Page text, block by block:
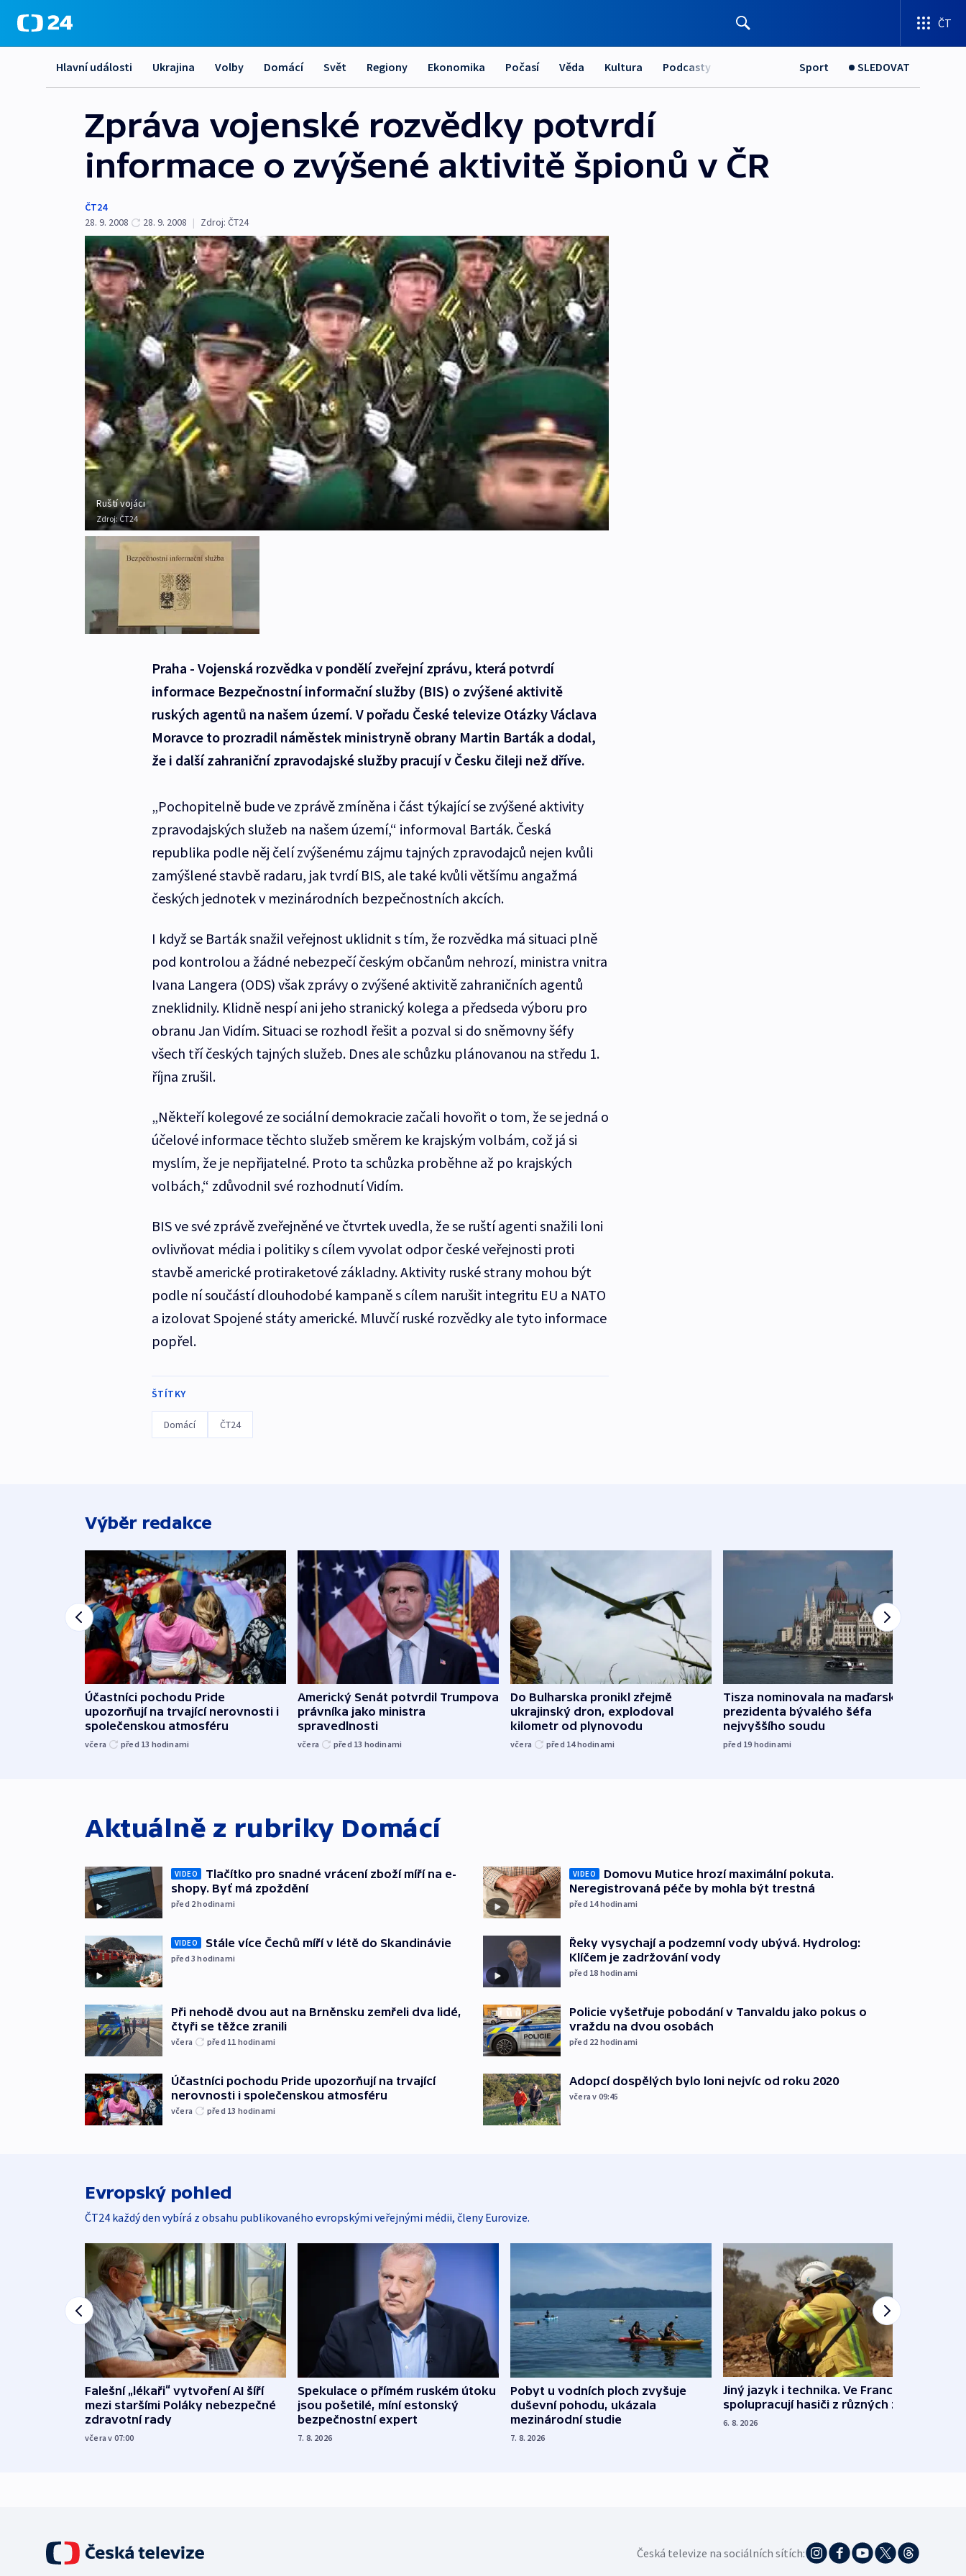
ČT
Hlavní události Ukrajina Volby Domácí Svět Regiony Ekonomika Počasí Věda Kultura Podcasty Sport SLEDOVAT
Zpráva vojenské rozvědky potvrdí
informace o zvýšené aktivitě špionů v ČR
ČT24
28. 9. 2008
28. 9. 2008 | Zdroj: ČT24
Ruští vojáci
Zdroj: ČT24
Praha - Vojenská rozvědka v pondělí zveřejní zprávu, která potvrdí
informace Bezpečnostní informační služby (BIS) o zvýšené aktivitě
ruských agentů na našem území. V pořadu České televize Otázky Václava
Moravce to prozradil náměstek ministryně obrany Martin Barták a dodal,
že i další zahraniční zpravodajské služby pracují v Česku čileji než dříve.
„Pochopitelně bude ve zprávě zmíněna i část týkající se zvýšené aktivity
zpravodajských služeb na našem území,“ informoval Barták. Česká
republika podle něj čelí zvýšenému zájmu tajných zpravodajců nejen kvůli
zamýšlené stavbě radaru, jak tvrdí BIS, ale také kvůli většímu angažmá
českých jednotek v mezinárodních bezpečnostních akcích.
I když se Barták snažil veřejnost uklidnit s tím, že rozvědka má situaci plně
pod kontrolou a žádné nebezpečí českým občanům nehrozí, ministra vnitra
Ivana Langera (ODS) však zprávy o zvýšené aktivitě zahraničních agentů
zneklidnily. Klidně nespí ani jeho stranický kolega a předseda výboru pro
obranu Jan Vidím. Situaci se rozhodl řešit a pozval si do sněmovny šéfy
všech tří českých tajných služeb. Dnes ale schůzku plánovanou na středu 1.
října zrušil.
„Někteří kolegové ze sociální demokracie začali hovořit o tom, že se jedná o
účelové informace těchto služeb směrem ke krajským volbám, což já si
myslím, že je nepřijatelné. Proto ta schůzka proběhne až po krajských
volbách,“ zdůvodnil své rozhodnutí Vidím.
BIS ve své zprávě zveřejněné ve čtvrtek uvedla, že se ruští agenti snažili loni
ovlivňovat média i politiky s cílem vyvolat odpor české veřejnosti proti
stavbě americké protiraketové základny. Aktivity ruské strany mohou být
podle ní součástí dlouhodobé kampaně s cílem narušit integritu EU a NATO
a izolovat Spojené státy americké. Mluvčí ruské rozvědky ale tyto informace
popřel.
ŠTÍTKY
Domácí ČT24
Výběr redakce
Účastníci pochodu Pride
upozorňují na trvající nerovnosti i
společenskou atmosféru
včera před 13 hodinami
Americký Senát potvrdil Trumpova
právníka jako ministra
spravedlnosti
včera před 13 hodinami
Do Bulharska pronikl zřejmě
ukrajinský dron, explodoval
kilometr od plynovodu
včera před 14hodinami
Tisza nominovala na maďarského
prezidenta bývalého šéfa
nejvyššího soudu
před 19 hodinami
Aktuálně z rubriky Domácí
VIDEO
Tlačítko pro snadné vrácení zboží míří na e-
shopy. Byť má zpoždění
před 2hodinami
VIDEO Stále více Čechů míří v létě do Skandinávie
před 3hodinami
Při nehodě dvou aut na Brněnsku zemřeli dva lidé,
čtyři se těžce zranili
včera před 11 hodinami
Účastníci pochodu Pride upozorňují na trvající
nerovnosti i společenskou atmosféru
včera před 13 hodinami
VIDEO
Domovu Mutice hrozí maximální pokuta.
Neregistrovaná péče by mohla být trestná
před 14hodinami
Řeky vysychají a podzemní vody ubývá. Hydrolog:
Klíčem je zadržování vody
před 18 hodinami
Policie vyšetřuje pobodání v Tanvaldu jako pokus o
vraždu na dvou osobách
před 22 hodinami
Adopcí dospělých bylo loni nejvíc od roku 2020
včera v 09:45
Evropský pohled
ČT24 každý den vybírá z obsahu publikovaného evropskými veřejnými médii, členy Eurovize.
Falešní „lékaři“ vytvoření AI šíří
mezi staršími Poláky nebezpečné
zdravotní rady
včera v 07:00
Spekulace o přímém ruském útoku
jsou pošetilé, míní estonský
bezpečnostní expert
7. 8. 2026
Pobyt u vodních ploch zvyšuje
duševní pohodu, ukázala
mezinárodní studie
7. 8. 2026
Jiný jazyk i technika. Ve Francii
spolupracují hasiči z různých zemí
6. 8. 2026
Česká televize na sociálních sítích: